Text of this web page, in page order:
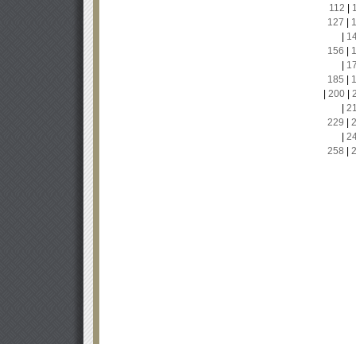
112
127
156
185
200|
229
258